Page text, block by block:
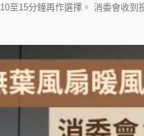
至15分鐘再作選擇。 消委會收